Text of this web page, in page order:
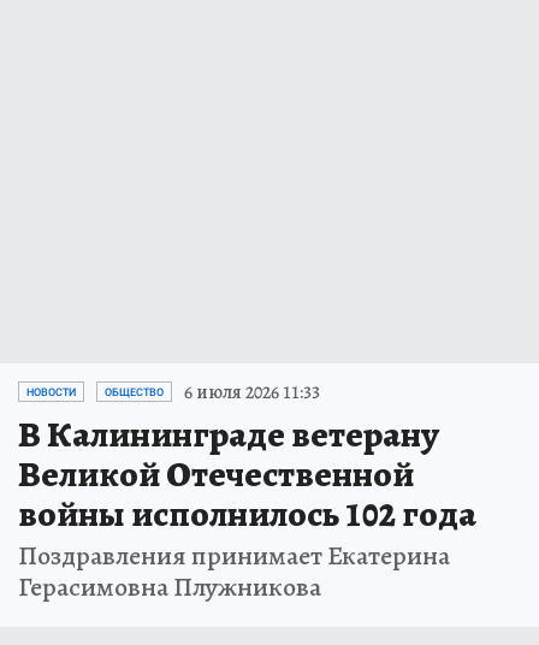
НОВОСТИ ОБЩЕСТВО 6 июля 2026 11:33
В Калининграде ветерану
Великой Отечественной
войны исполнилось 102 года
Поздравления принимает Екатерина
Герасимовна Плужникова